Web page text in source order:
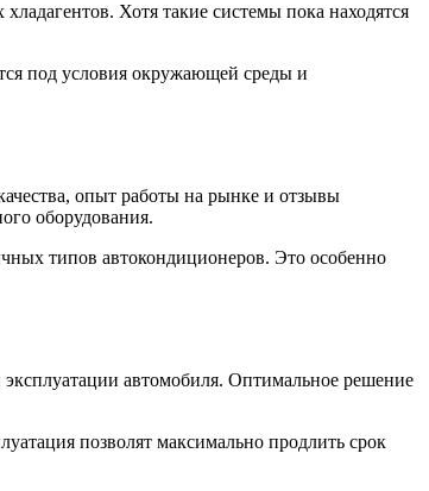
Хотя такие системы пока находятся
под условия окружающей среды и
опыт работы на рынке и отзывы
оборудования.
типов автокондиционеров. Это особенно
автомобиля. Оптимальное решение
позволят максимально продлить срок